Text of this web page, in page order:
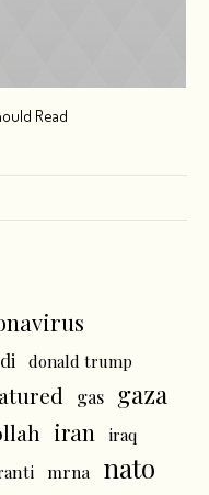
Read
donald trump
gas gaza
iran iraq
mrna nato